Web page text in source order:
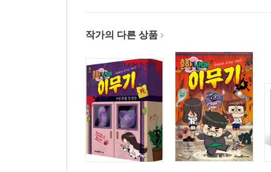
작가의 다른 상품